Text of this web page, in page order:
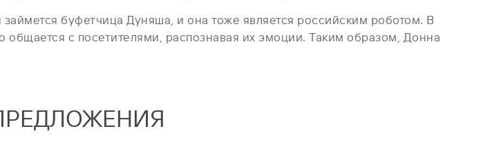
буфетчица Дуняша, и она тоже является российским роботом. В
с посетителями, распознавая их эмоции. Таким образом, Донна